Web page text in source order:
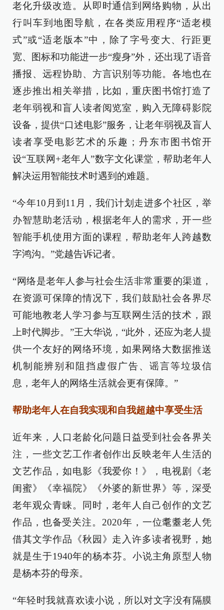
老化升级改造。从即时通信到网络购物，从出
行叫车到地图导航，在各类应用程序“适老模
式”或“适老版本”中，除了字号变大、行距更
宽、图标和功能进一步“瘦身”外，还出现了语音
播报、远程协助、方言识别等功能。各地也在
逐步推出相关举措，比如，重庆图书馆打造了
老年弱视和盲人读者阅览室，购入无障碍影院
设备，提供“口述电影”服务，让老年弱视及盲人
读者享受电影艺术的乐趣；丹东市图书馆开
设“互联网+老年人”数字文化课堂，帮助老年人
解决运用智能技术时遇到的难题。
“今年10月到11月，我们计划走进多个社区，举
办智慧助老活动，根据老年人的需求，开一些
智能手机使用方面的课程，帮助老年人跨越数
字鸿沟。”党越告诉记者。
“网络是老年人参与社会生活非常重要的渠道，
在资源可保障的情况下，我们鼓励社会各界尽
可能地教老人学习参与互联网生活的技术，跟
上时代脚步。”王大华说，“此外，还应为老人提
供一个友好的网络环境，如果网络大数据推送
机制能辨别和阻挡虚假广告、谣言等垃圾信
息，老年人的网络生活就会更有保障。”
帮助老年人在自我实现和自我超越中享受生活
近年来，人口老龄化问题日益受到社会各界关
注，一些文艺工作者创作出反映老年人生活的
文艺作品，如电影《我爱你！》，电视剧《老
闺蜜》《幸福院》《外婆的新世界》等，深受
老年观众青睐。同时，老年人自己创作的文艺
作品，也备受关注。2020年，一位耄耋老人凭
借其文学作品《秋园》走入许多读者视野，她
就是生于1940年的杨本芬。小说主角原型人物
是杨本芬的母亲。
“年轻时我就喜欢读小说，所以对文字没有隔膜